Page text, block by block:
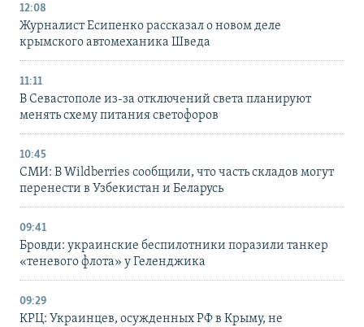
12:08
Журналист Есипенко рассказал о новом деле
крымского автомеханика Шведа
11:11
В Севастополе из-за отключений света планируют
менять схему питания светофоров
10:45
СМИ: В Wildberries сообщили, что часть складов могут
перенести в Узбекистан и Беларусь
09:41
Бровди: украинские беспилотники поразили танкер
«теневого флота» у Геленджика
09:29
КРЦ: Украинцев, осужденных РФ в Крыму, не